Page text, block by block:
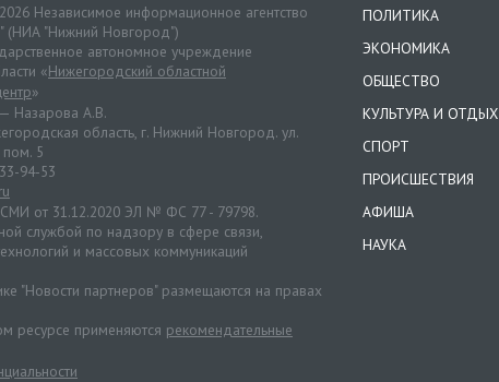
Независимое информационное агентство
(НИА "Нижний Новгород")
автономное учреждение
«Нижегородский областной
»
Назарова А.В.
область, г. Нижний Новгород. ул.
пом. 5
94-53
СМИ от 31.12.2020 ЭЛ № ФС 77 - 79798.
службой по надзору в сфере связи,
и массовых коммуникаций
"Новости партнеров" размещаются на правах
ресурсе применяются рекомендательные
ПОЛИТИКА
ЭКОНОМИКА
ОБЩЕСТВО
КУЛЬТУРА И ОТДЫХ
СПОРТ
ПРОИСШЕСТВИЯ
АФИША
НАУКА